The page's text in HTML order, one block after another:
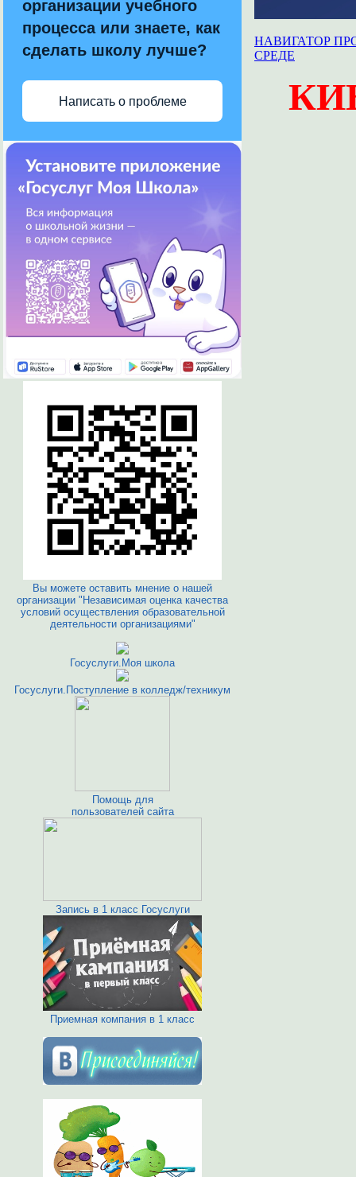
организации учебного
процесса или знаете, как
сделать школу лучше?
Написать о проблеме
Вы можете оставить мнение о нашей
организации "Независимая оценка качества
условий осуществления образовательной
деятельности организациями"
Госуслуги.Моя школа
Госуслуги.Поступление в колледж/техникум
Помощь для
пользователей сайта
Запись в 1 класс Госуслуги
Приемная компания в 1 класс
НАВИГАТОР
СРЕДЕ